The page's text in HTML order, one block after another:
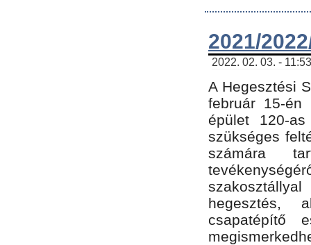
2021/
2022. 02. 03. -
A Hegesztési
február 15-
épület 120-
szükséges
számára
hegesztés,
csapatépítő